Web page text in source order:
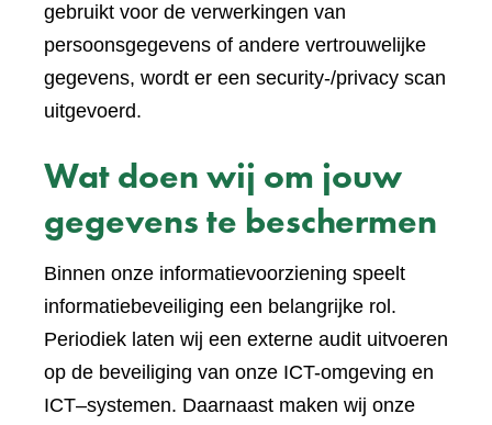
gebruikt voor de verwerkingen van
persoonsgegevens of andere vertrouwelijke
gegevens, wordt er een security-/privacy scan
uitgevoerd.
Wat doen wij om jouw
gegevens te beschermen
Binnen onze informatievoorziening speelt
informatiebeveiliging een belangrijke rol.
Periodiek laten wij een externe audit uitvoeren
op de beveiliging van onze ICT-omgeving en
ICT–systemen. Daarnaast maken wij onze